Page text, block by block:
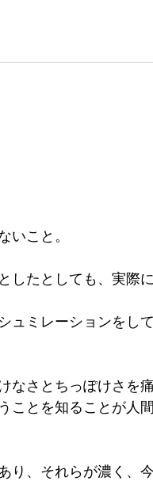
いこと。
したとしても、実際
ュミレーションをし
なさとちっぽけさを
ことを知ることが人
り、それらが濃く、